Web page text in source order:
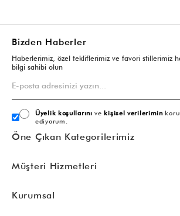
Bizden Haberler
Haberlerimiz, özel tekliflerimiz ve favori stillerimiz
bilgi sahibi olun
Üyelik koşullarını vekişisel verilerimin
ediyorum.
Öne Çıkan Kategorilerimiz
Müşteri Hizmetleri
Kurumsal